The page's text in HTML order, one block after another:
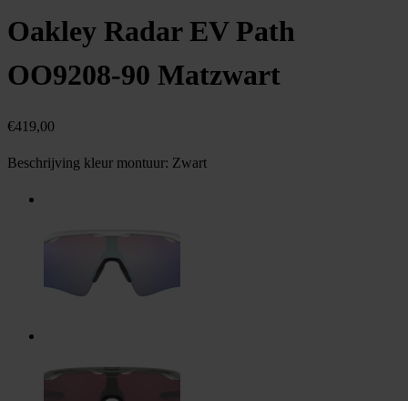
Oakley Radar EV Path
OO9208-90 Matzwart
€419,00
Beschrijving kleur montuur: Zwart